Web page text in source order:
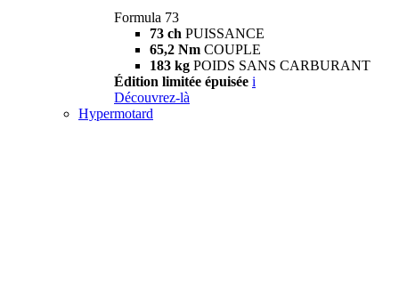
Formula 73
73 ch PUISSANCE
65,2 Nm COUPLE
183 kg POIDS SANS CARBURANT
Édition limitée épuisée i
Découvrez-là
Hypermotard